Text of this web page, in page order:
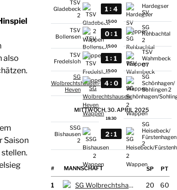
also
Saison
TSV
Gladebeck
2
1 : 4
Hardegser
SV
15:00
TSV
Bollensen
0 : 1
SG
Rehbachtal
2
15:00
TSV
Fredelsloh
1 : 1
TSV
Wahmbeck
07
15:00
SG
Wolbrechtshausen-
Heven
4 : 0
SG
Schönhagen/
Sohlingen 2
MITTWOCH, 30. APRIL 2025
18:30
SSG
Bishausen
2
2 : 1
SG
Heisebeck/
Fürstenhagen
2
# MANNSCHAFT
1 SG Wolbrechtshausen-Heven 20 60